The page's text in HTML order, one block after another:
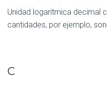
Unidad logarítmica decimal
cantidades, por ejemplo,
C